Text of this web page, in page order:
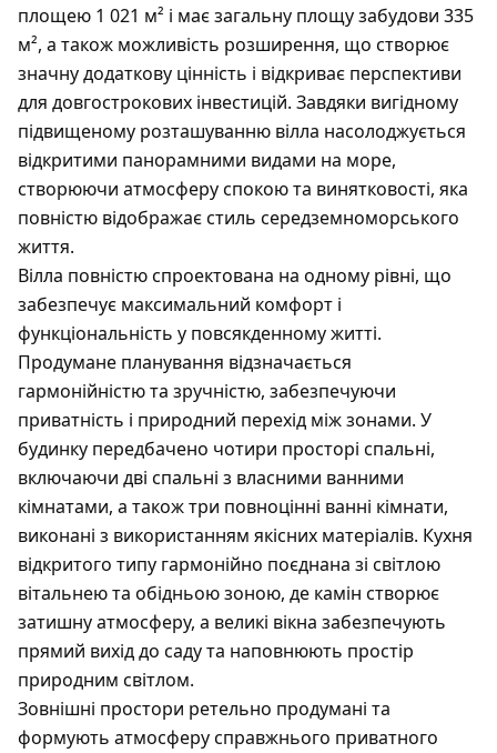
площею 1 021 м² і має загальну площу забудови 335
м², а також можливість розширення, що створює
значну додаткову цінність і відкриває перспективи
для довгострокових інвестицій. Завдяки вигідному
підвищеному розташуванню вілла насолоджується
відкритими панорамними видами на море,
створюючи атмосферу спокою та винятковості, яка
повністю відображає стиль середземноморського
життя.
Вілла повністю спроектована на одному рівні, що
забезпечує максимальний комфорт і
функціональність у повсякденному житті.
Продумане планування відзначається
гармонійністю та зручністю, забезпечуючи
приватність і природний перехід між зонами. У
будинку передбачено чотири просторі спальні,
включаючи дві спальні з власними ванними
кімнатами, а також три повноцінні ванні кімнати,
виконані з використанням якісних матеріалів. Кухня
відкритого типу гармонійно поєднана зі світлою
вітальнею та обідньою зоною, де камін створює
затишну атмосферу, а великі вікна забезпечують
прямий вихід до саду та наповнюють простір
природним світлом.
Зовнішні простори ретельно продумані та
формують атмосферу справжнього приватного